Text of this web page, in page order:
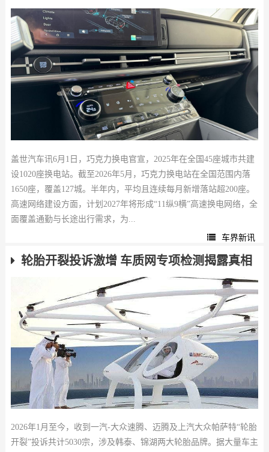
盖世汽车讯6月1日，巧克力换电官宣，2025年在全国45座城市共建
设1020座换电站。截至2026年5月，巧克力换电站在全国范围内落
1650座，覆盖127城。半年内，平均且连续每月新增落站超200座。
高速网络建设方面，计划2027年将形成“11纵9横”高速换电网络，全
面覆盖通勤与长途出行需求，为...
车界新讯
轮胎开裂投诉激增 车质网专项检测揭露真相
2026年1月至今，收到一汽-大众速腾、迈腾及上汽大众帕萨特“轮胎
开裂”投诉共计5030宗，涉及韩泰、锦湖两大轮胎品牌。据大量车主